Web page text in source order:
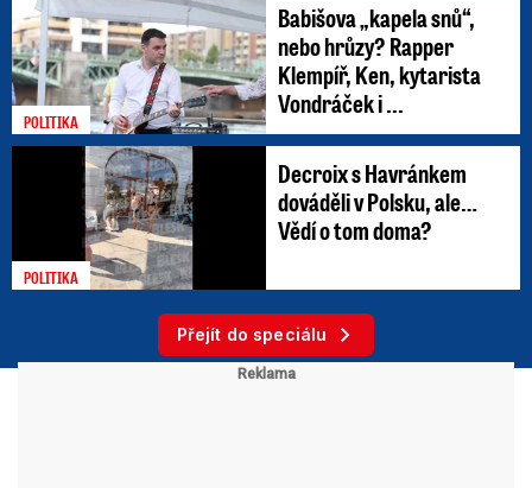
POLITIKA
Babišova „kapela snů“,
nebo hrůzy? Rapper
Klempíř, Ken, kytarista
Vondráček i ...
POLITIKA
Decroix s Havránkem
dováděli v Polsku, ale…
Vědí o tom doma?
Přejít do speciálu